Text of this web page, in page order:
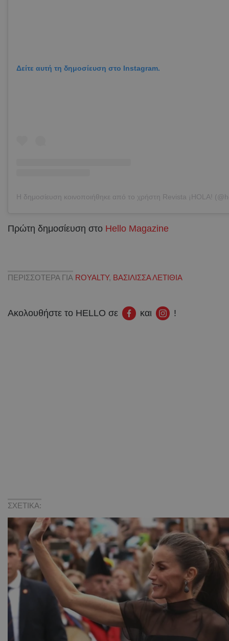
Δείτε αυτή τη δημοσίευση στο Instagram.
Πρώτη δημοσίευση στο Hello Magazine
ΠΕΡΙΣΣΟΤΕΡΑ ΓΙΑ ROYALTY, ΒΑΣΙΛΙΣΣΑ ΛΕΤΙΘΙΑ
Ακολουθήστε το HELLO σε και !
ΣΧΕΤΙΚΑ: